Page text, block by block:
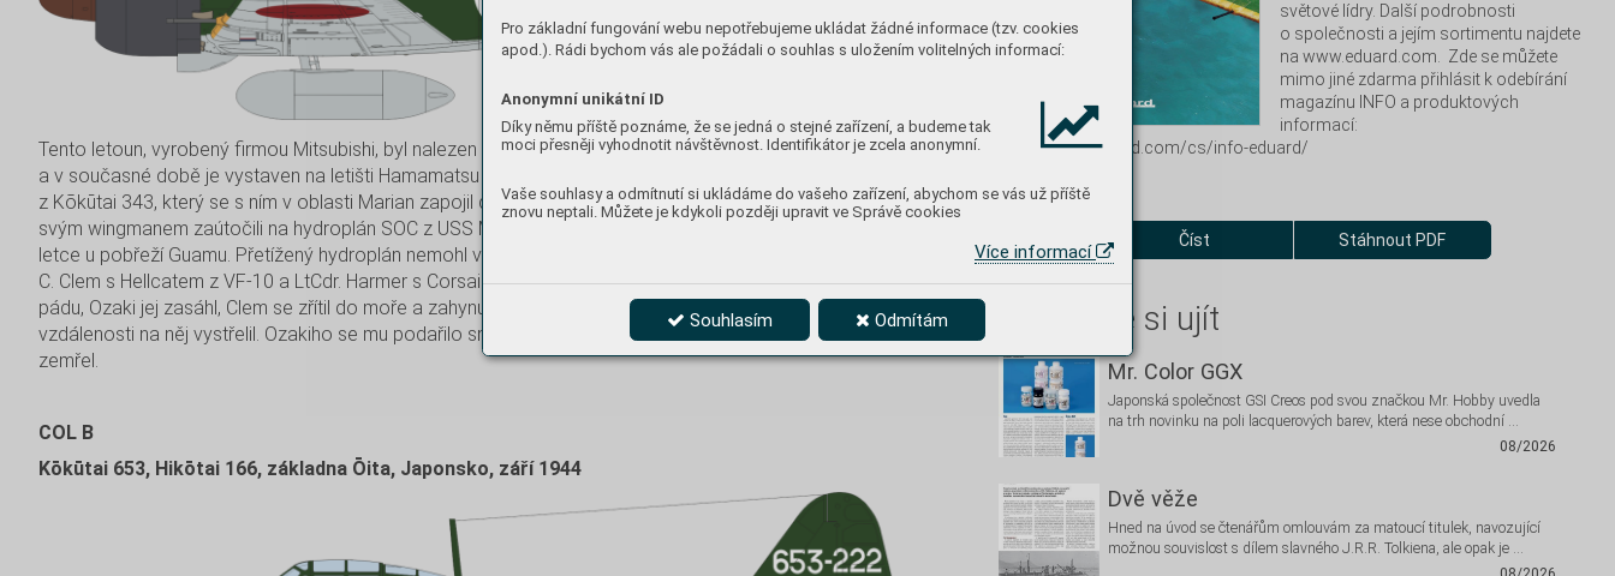
Pro základní fungování webu nepotřebujeme ukládat žádné informace (tzv. cookies
apod.). Rádi bychom vás ale požádali o souhlas s uložením volitelných informací:
Anonymní unikátní ID
Díky němu příště poznáme, že se jedná o stejné zařízení, a budeme tak
moci přesněji vyhodnotit návštěvnost. Identifikátor je zcela anonymní.
Vaše souhlasy a odmítnutí si ukládáme do vašeho zařízení, abychom se vás už příště
znovu neptali. Můžete je kdykoli později upravit ve Správě cookies
Více informací
Souhlasím Odmítám
Tento letoun, vyrobený firmou Mitsubishi, byl nalezen v březnu 1962 v močálu na ostrově Guam
a v současné době je vystaven na letišti Hamamatsu v Japonsku. Jeho pilotem byl poručík Ozaki
z Kōkūtai 343, který se s ním v oblasti Marian zapojil do bitvy ve Filipínském moři 19. června 1944. Ozaki se
svým wingmanem zaútočili na hydroplán SOC z USS Montpelier, jehož osádka zachránila dva sestřelené
letce u pobřeží Guamu. Přetížený hydroplán nemohl vzlétnout a tak pojížděl na hladině. Chránili jej Lt. Henry
C. Clem s Hellcatem z VF-10 a LtCdr. Harmer s Corsairem z VF(N)-101. Clem v souboji s Ozakim přešel do
pádu, Ozaki jej zasáhl, Clem se zřítil do moře a zahynul. Harmer se pokusil Ozakiho pronásledovat a z velké
vzdálenosti na něj vystřelil. Ozakiho se mu podařilo smrtelně zranit a japonský pilot po přistání do močálu
zemřel.
COL B
Kōkūtai 653, Hikōtai 166, základna Ōita, Japonsko, září 1944
světové lídry. Další podrobnosti
o společnosti a jejím sortimentu najdete
na www.eduard.com.  Zde se můžete
mimo jiné zdarma přihlásit k odebírání
magazínu INFO a produktových
informací:
https://www.eduard.com/cs/info-eduard/
Číst Stáhnout PDF
Nenechte si ujít
Mr. Color GGX
Japonská společnost GSI Creos pod svou značkou Mr. Hobby uvedla
na trh novinku na poli lacquerových barev, která nese obchodní …
08/2026
Dvě věže
Hned na úvod se čtenářům omlouvám za matoucí titulek, navozující
možnou souvislost s dílem slavného J.R.R. Tolkiena, ale opak je …